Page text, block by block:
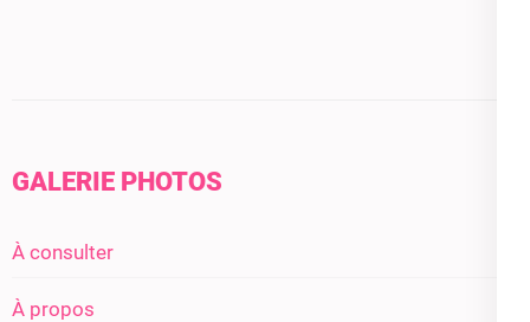
GALERIE PHOTOS
À consulter
À propos